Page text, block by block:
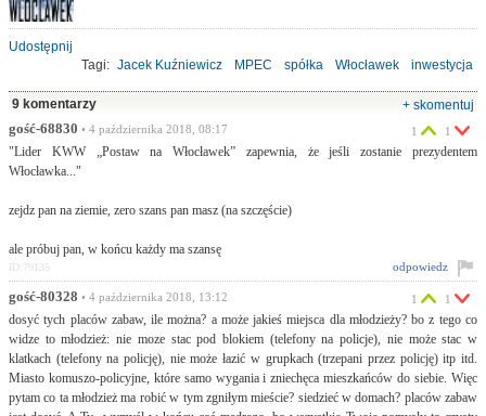
Udostępnij
Tagi: Jacek Kuźniewicz MPEC spółka Włocławek
inwestycja
prezydent
9 komentarzy
+ skomentuj
gość-68830 • 4 października 2018, 08:17
"Lider KWW „Postaw na Włocławek” zapewnia, że jeśli zostanie prezydentem
Włocławka..."
zejdz pan na ziemie, zero szans pan masz (na szczęście)
ale próbuj pan, w końcu każdy ma szansę
1 1
odpowiedz
ID:79135
gość-80328 • 4 października 2018, 13:12
dosyć tych placów zabaw, ile można? a może jakieś miejsca dla młodzieży? bo z tego co
widze to młodzież: nie moze stac pod blokiem (telefony na policje), nie może stac w
klatkach (telefony na policję), nie może łazić w grupkach (trzepani przez policję) itp itd.
Miasto komuszo-policyjne, które samo wygania i zniechęca mieszkańców do siebie. Więc
pytam co ta młodzież ma robić w tym zgniłym mieście? siedzieć w domach? placów zabaw
1 1